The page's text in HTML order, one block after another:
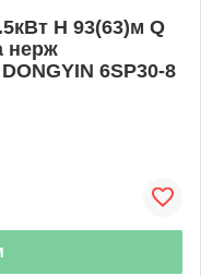
H 93(63)м Q
нерж
6SP30-8